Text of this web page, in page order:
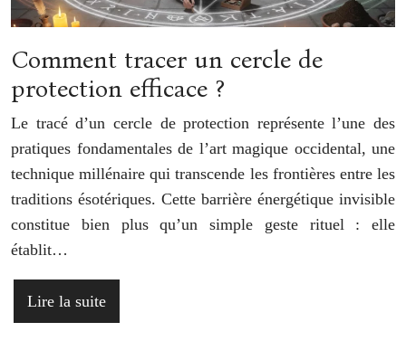
Comment tracer un cercle de
protection efficace ?
Le tracé d’un cercle de protection représente l’une des
pratiques fondamentales de l’art magique occidental, une
technique millénaire qui transcende les frontières entre les
traditions ésotériques. Cette barrière énergétique invisible
constitue bien plus qu’un simple geste rituel : elle
établit…
Lire la suite